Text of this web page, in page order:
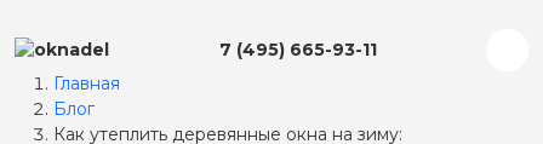
Главная
7 (495) 665-93-11
Главная
Блог
Как утеплить деревянные окна на зиму: